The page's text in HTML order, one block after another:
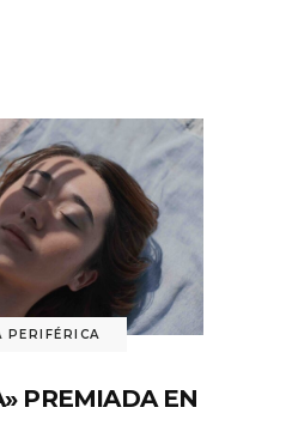
PERIFÉRICA
PREMIADA EN